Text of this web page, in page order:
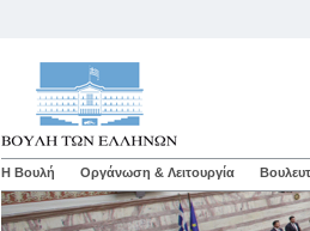
Η Βουλή Οργάνωση & Λειτουργία